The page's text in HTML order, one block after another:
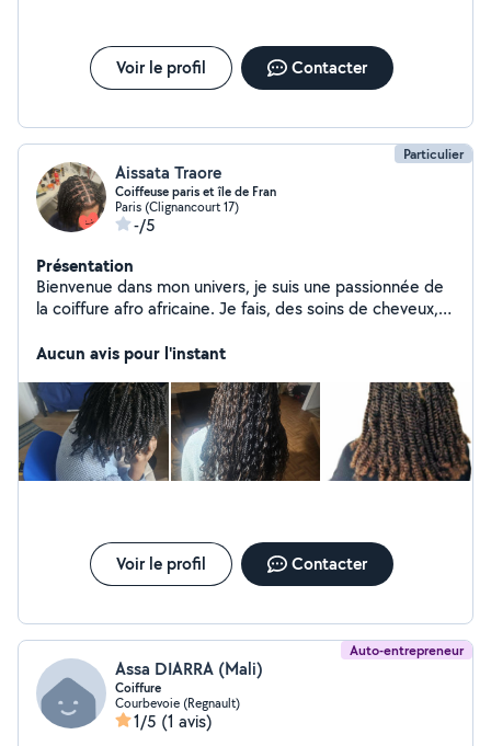
Voir le profil Contacter
Particulier
Aissata Traore
Coiffeuse paris et île de Fran
Paris (Clignancourt 17)
-/5
Présentation
Bienvenue dans mon univers, je suis une passionnée de
la coiffure afro africaine. Je fais, des soins de cheveux,
braid, crochet etc.
Aucun avis pour l'instant
Voir le profil Contacter
Auto-entrepreneur
Assa DIARRA (Mali)
Coiffure
Courbevoie (Regnault)
1/5 (1 avis)